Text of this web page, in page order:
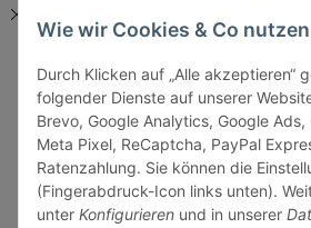
Wie wir Cookies & Co nutzen
Durch Klicken auf „Alle akzeptieren“
folgender Dienste auf unserer
Brevo, Google Analytics, Google
Meta Pixel, ReCaptcha, PayPal
Ratenzahlung. Sie können die
(Fingerabdruck-Icon links unten).
unter Konfigurieren und in unserer